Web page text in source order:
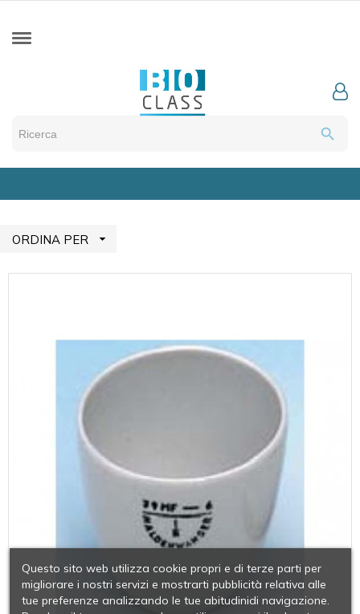
search
ORDINA PER 
Questo sito web utilizza cookie propri e di terze parti per
migliorare i nostri servizi e mostrarti pubblicità relativa alle
tue preferenze analizzando le tue abitudinidi navigazione.